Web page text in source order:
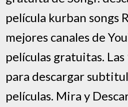
película kurban songs
mejores canales de
películas gratuitas.
para descargar
películas. Mira y